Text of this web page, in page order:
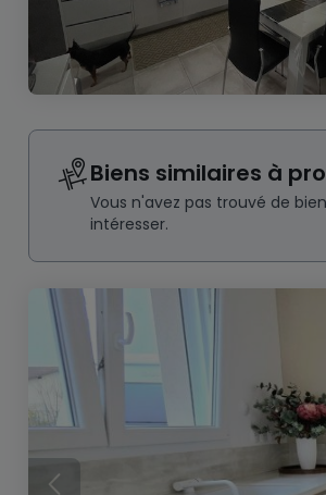
Biens similaires à
Vous n'avez pas trouvé de
intéresser.